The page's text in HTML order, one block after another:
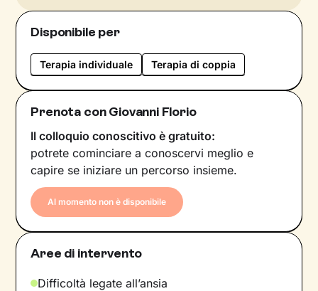
Disponibile per
Terapia individuale Terapia di coppia
Prenota con Giovanni Florio
Il colloquio conoscitivo è gratuito:
potrete cominciare a conoscervi meglio e
capire se iniziare un percorso insieme.
Al momento non è disponibile
Aree di intervento
Difficoltà legate all’ansia